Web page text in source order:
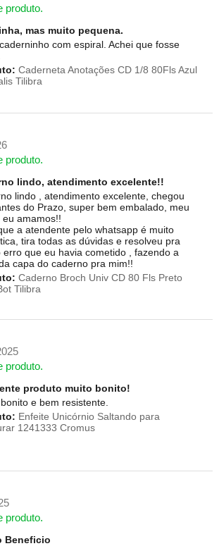
produto.
mas muito pequena.
com espiral. Achei que fosse
Caderneta Anotações CD 1/8 80Fls Azul
Tilibra
produto.
lindo, atendimento excelente!!
lindo , atendimento excelente, chegou
do Prazo, super bem embalado, meu
eu amamos!!
a atendente pelo whatsapp é muito
tira todas as dúvidas e resolveu pra
erro que eu havia cometido , fazendo a
capa do caderno pra mim!!
Caderno Broch Univ CD 80 Fls Preto
Tilibra
produto.
produto muito bonito!
e bem resistente.
Enfeite Unicórnio Saltando para
1241333 Cromus
produto.
Beneficio